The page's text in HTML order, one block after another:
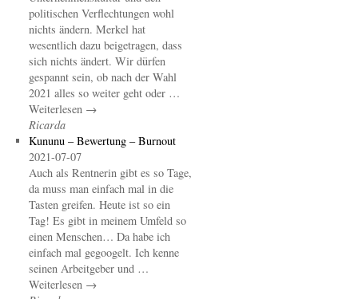
politischen Verflechtungen wohl
nichts ändern. Merkel hat
wesentlich dazu beigetragen, dass
sich nichts ändert. Wir dürfen
gespannt sein, ob nach der Wahl
2021 alles so weiter geht oder …
Weiterlesen →
Ricarda
Kununu – Bewertung – Burnout
2021-07-07
Auch als Rentnerin gibt es so Tage,
da muss man einfach mal in die
Tasten greifen. Heute ist so ein
Tag! Es gibt in meinem Umfeld so
einen Menschen… Da habe ich
einfach mal gegoogelt. Ich kenne
seinen Arbeitgeber und …
Weiterlesen →